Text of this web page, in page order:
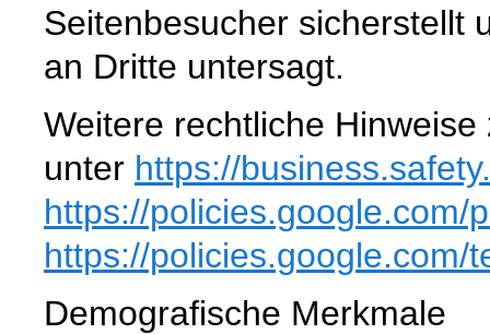
Seitenbesucher sicherstellt
an Dritte untersagt.
Weitere rechtliche
unter https://
https://policies.google.com/
https://policies.google.com/
Demografische Merkmale